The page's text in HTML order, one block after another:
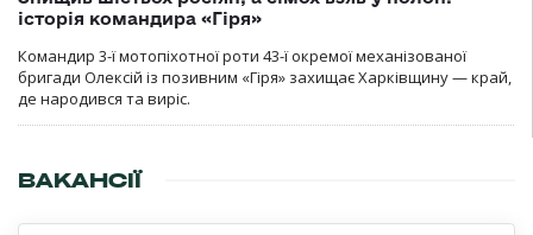
історія командира «Гіря»
Командир 3-ї мотопіхотної роти 43-ї окремої механізованої
бригади Олексій із позивним «Гіря» захищає Харківщину — край,
де народився та виріс.
ВАКАНСІЇ